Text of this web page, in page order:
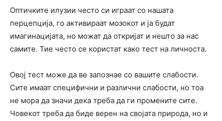
Оптичките илузии често си играат со нашата
перцепција, го активираат мозокот и ја будат
имагинацијата, но можат да откријат и нешто за нас
самите. Тие често се користат како тест на личноста.
Овој тест може да ве запознае со вашите слабости.
Сите имаат специфични и различни слабости, но тоа
не мора да значи дека треба да ги промените сите.
Човекот треба да биде верен на својата природа, но и